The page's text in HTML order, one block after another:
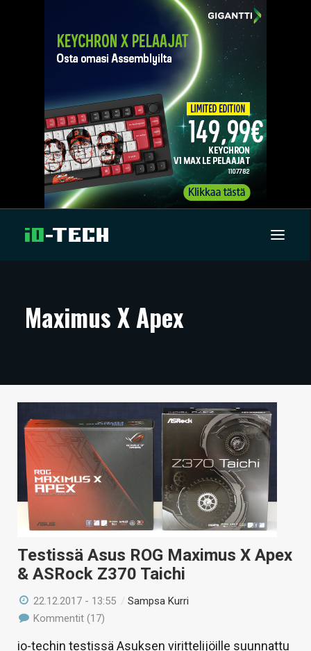
ARTIKKELIT
TECHBBS
TIETOA
HINTA.FI
KAUPPA
VAIHDA TEEMA
HAKU
Maximus X Apex
Testissä Asus ROG Maximus X Apex
& ASRock Z370 Taichi
22.12.2017 - 13:55 /Sampsa Kurri
Kommentit (17)
io-techin testissä Asuksen virittelijöille suunnattu